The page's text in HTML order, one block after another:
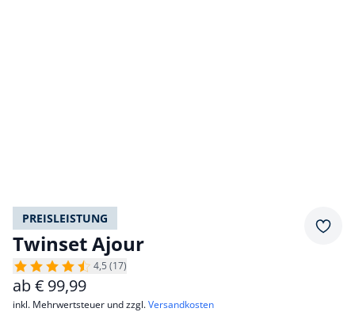
PREISLEISTUNG
Twinset Ajour
4,5 (17)
ab€ 99,99
inkl. Mehrwertsteuer und zzgl.Versandkosten